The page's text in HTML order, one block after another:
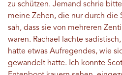
zu schützen. Jemand schrie
meine Zehen, die nur durch die
sah, dass sie von mehreren
waren. Rachael lachte
hatte etwas Aufregendes, wie
gewandelt hatte. Ich konnte